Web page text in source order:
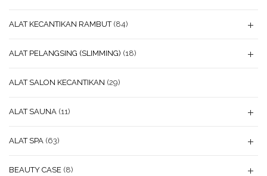
ALAT KECANTIKAN RAMBUT (84)
ALAT PELANGSING (SLIMMING) (18)
ALAT SALON KECANTIKAN (29)
ALAT SAUNA (11)
ALAT SPA (63)
BEAUTY CASE (8)